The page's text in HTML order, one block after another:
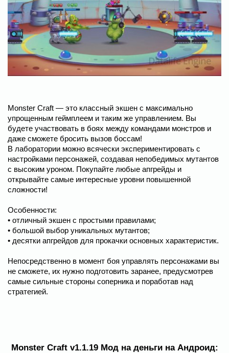
Monster Craft — это классный экшен с максимально
упрощенным геймплеем и таким же управлением. Вы
будете участвовать в боях между командами монстров и
даже сможете бросить вызов боссам!
В лаборатории можно всячески экспериментировать с
настройками персонажей, создавая непобедимых мутантов
с высоким уроном. Покупайте любые апгрейды и
открывайте самые интересные уровни повышенной
сложности!
Особенности:
• отличный экшен с простыми правилами;
• большой выбор уникальных мутантов;
• десятки апгрейдов для прокачки основных характеристик.
Непосредственно в момент боя управлять персонажами вы
не сможете, их нужно подготовить заранее, предусмотрев
самые сильные стороны соперника и поработав над
стратегией.
Monster Craft v1.1.19 Мод на деньги на Андроид: